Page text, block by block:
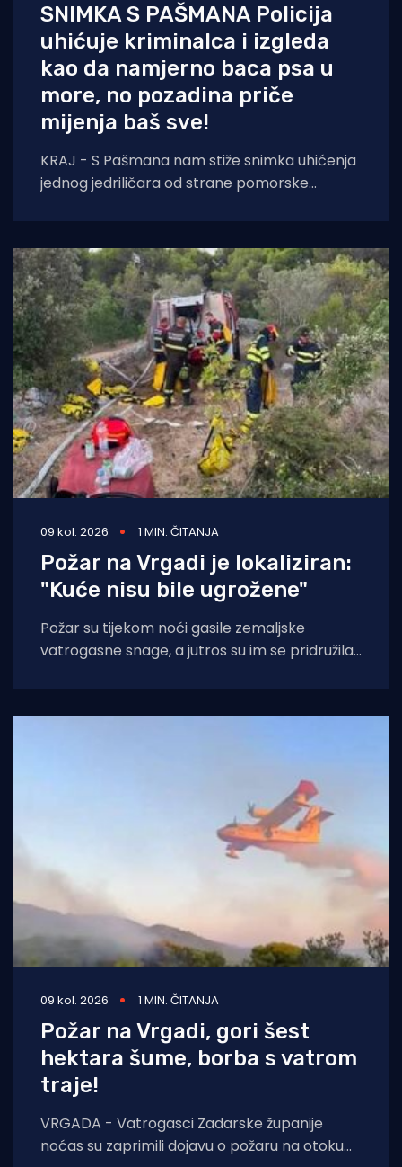
SNIMKA S PAŠMANA Policija
uhićuje kriminalca i izgleda
kao da namjerno baca psa u
more, no pozadina priče
mijenja baš sve!
KRAJ - S Pašmana nam stiže snimka uhićenja
jednog jedriličara od strane pomorske
09 kol. 2026 1 MIN. ČITANJA
Požar na Vrgadi je lokaliziran:
"Kuće nisu bile ugrožene"
Požar su tijekom noći gasile zemaljske
vatrogasne snage, a jutros su im se pridružila i
09 kol. 2026 1 MIN. ČITANJA
Požar na Vrgadi, gori šest
hektara šume, borba s vatrom
traje!
VRGADA - Vatrogasci Zadarske županije
noćas su zaprimili dojavu o požaru na otoku